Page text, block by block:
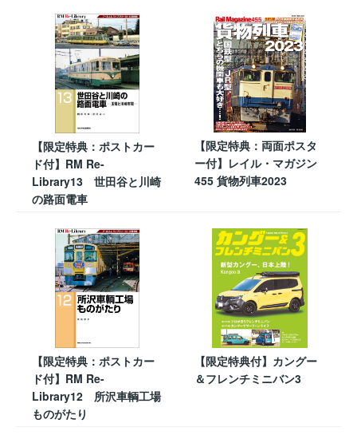
【限定特典：ポストカー
ド付】RM Re-
Library13 世田谷と川崎
の路面電車
【限定特典：両面ポスタ
ー付】レイル・マガジン
455 貨物列車2023
【限定特典：ポストカー
ド付】RM Re-
Library12 所沢車輌工場
ものがたり
【限定特典付】カングー
＆フレンチミニバン3